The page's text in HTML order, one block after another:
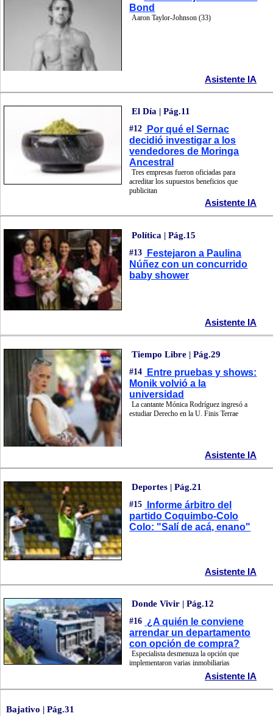
Bond
Aaron Taylor-Johnson (33)
Asistente IA
El Día | Pág.11
#12
Por qué el Sernac
decidió investigar a los
vendedores de Moringa
Ancestral
Tres empresas fueron oficiadas para
acreditar los supuestos beneficios que
publicitan
Asistente IA
Política | Pág.15
#13
Festejaron a Paulina
Núñez con un concurrido
baby shower
Asistente IA
Tiempo Libre | Pág.29
#14
Entre pruebas y shows:
Monik volvió a la
universidad
La cantante Mónica Rodríguez ingresó a
estudiar Derecho en la U. Finis Terrae
Asistente IA
Deportes | Pág.21
#15
Informe árbitro del
partido Coquimbo-Colo
Colo: "Salí de acá, enano"
Asistente IA
Donde Vivir | Pág.12
#16 ¿A quién le conviene
arrendar un departamento
con opción de compra?
Especialista desmenuza la opción que
implementaron varias inmobiliarias
Asistente IA
Bajativo | Pág.31